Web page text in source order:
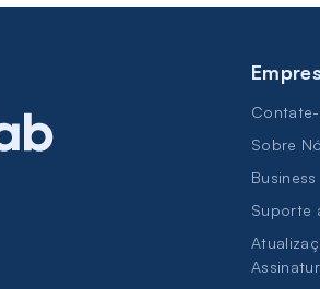
Sobre
Business
Suporte